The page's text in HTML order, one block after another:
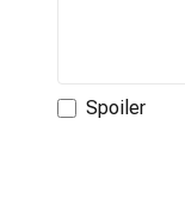
Spoiler